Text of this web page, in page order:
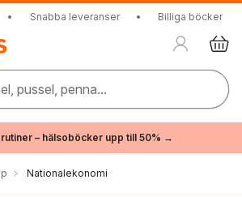
• Snabba leveranser • Billiga böcker
pussel, penna...
rutiner – hälsoböcker upp till 50% →
Nationalekonomi